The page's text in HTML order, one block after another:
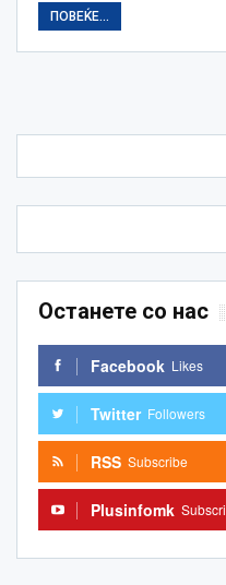
ПОВЕЌЕ...
Останете со нас
Facebook Likes
Twitter Followers
RSS Subscribe
Plusinfomk